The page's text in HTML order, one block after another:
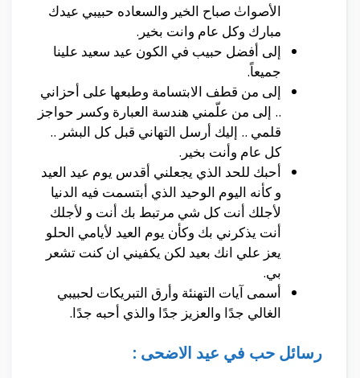
الأصواتٰ صباح الخير والسعاده حبيبي عيدك
مبارك وكل عام وانت بخير.
إلى أفضل حبيب في الكون عيد سعيد علينا
جميعاً.
إلى من قطف الابتسامة وطبعها على أحزاني
.. إلى من علّمني هندسة العبارة وكسر حواجز
قلمي .. إليك أرسل التهاني قبل كل البشر ..
كل عام وأنت بخير.
أحبك للحد الذي يجعلني أقدس يوم عيد العيد
و كأنه اليوم الوحيد الذي أبتسمت فيه الدنيا
لأجلك أنت كل شي مرتبط بك أنت و لأجلك
أنت يذكرني بك وكأن يوم العيد لأيامي الحلو
يعز علي انك بعيد لكن يكفيني ان كنت تشعر
بي.
أسمى آيات التهنئة وأرق التبريكات لحبيبي
الغالي جدًا والعزيز جدًا والذي أحبه جدًا.
رسائل حب في عيد الاضحى :